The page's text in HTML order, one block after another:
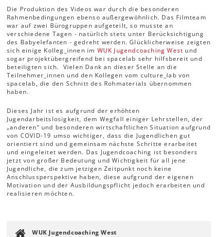
Die Produktion des Videos war durch die besonderen
Rahmenbedingungen ebenso außergewöhnlich. Das Filmteam
war auf zwei Bürogruppen aufgeteilt, so musste an
verschiedene Tagen - natürlich stets unter Berücksichtigung
des Babyelefanten - gedreht werden. Glücklicherweise zeigten
sich einige Kolleg_innen im WUK Jugendcoaching West und
sogar projektübergreifend bei spacelab sehr hilfsbereit und
beteiligten sich. Vielen Dank an dieser Stelle an die
Teilnehmer_innen und den Kollegen vom culture_lab von
spacelab, die den Schnitt des Rohmaterials übernommen
haben.
Dieses Jahr ist es aufgrund der erhöhten
Jugendarbeitslosigkeit, dem Wegfall einiger Lehrstellen, der
„anderen“ und besonderen wirtschaftlichen Situation aufgrund
von COVID-19 umso wichtiger, dass die Jugendlichen gut
orientiert sind und gemeinsam nächste Schritte erarbeitet
und eingeleitet werden. Das Jugendcoaching ist besonders
jetzt von großer Bedeutung und Wichtigkeit für all jene
Jugendliche, die zum jetzigen Zeitpunkt noch keine
Anschlussperspektive haben, diese aufgrund der eigenen
Motivation und der Ausbildungspflicht jedoch erarbeiten und
realisieren möchten.
WUK Jugendcoaching West